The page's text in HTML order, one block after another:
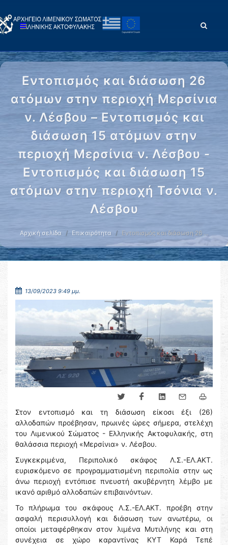
Εντοπισμός και διάσωση 26
ατόμων στην περιοχή Μερσίνια
ν. Λέσβου – Εντοπισμός και
διάσωση 15 ατόμων στην
περιοχή Μερσίνια ν. Λέσβου -
Εντοπισμός και διάσωση 15
ατόμων στην περιοχή Τσόνια ν.
Λέσβου
Αρχική σελίδα Επικαιρότητα Εντοπισμός και διάσωση 26 …
13/09/2023 9:49 μμ.
Στον εντοπισμό και τη διάσωση είκοσι έξι (26)
αλλοδαπών προέβησαν, πρωινές ώρες σήμερα, στελέχη
του Λιμενικού Σώματος - Ελληνικής Ακτοφυλακής, στη
θαλάσσια περιοχή «Μερσίνια» ν. Λέσβου.
Συγκεκριμένα, Περιπολικό σκάφος Λ.Σ.-ΕΛ.ΑΚΤ.
ευρισκόμενο σε προγραμματισμένη περιπολία στην ως
άνω περιοχή εντόπισε πνευστή ακυβέρνητη λέμβο με
ικανό αριθμό αλλοδαπών επιβαινόντων.
Το πλήρωμα του σκάφους Λ.Σ.-ΕΛ.ΑΚΤ. προέβη στην
ασφαλή περισυλλογή και διάσωση των ανωτέρω, οι
οποίοι μεταφέρθηκαν στον λιμένα Μυτιλήνης και στη
συνέχεια σε χώρο καραντίνας ΚΥΤ Καρά Τεπέ